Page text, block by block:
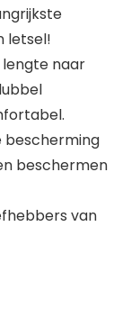
letsel!
lengte naar
bescherming
beschermen
van